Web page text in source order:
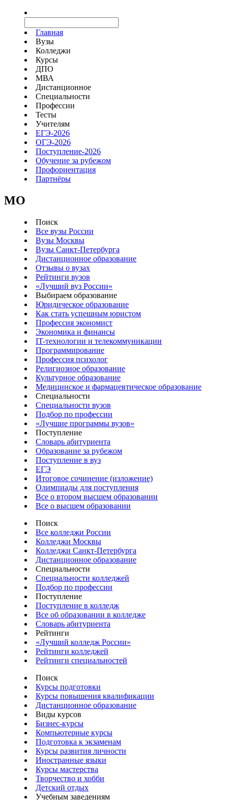
Главная
Вузы
Колледжи
Курсы
ДПО
МВА
Дистанционное
Специальности
Профессии
Тесты
Учителям
ЕГЭ-2026
ОГЭ-2026
Поступление-2026
Обучение за рубежом
Профориентация
Партнёры
MO
Поиск
Все вузы России
Вузы Москвы
Вузы Санкт-Петербурга
Дистанционное образование
Отзывы о вузах
Рейтинги вузов
«Лучший вуз России»
Выбираем образование
Юридическое образование
Как стать успешным юристом
Профессия экономист
Экономика и финансы
IT-технологии и телекоммуникации
Программирование
Профессия психолог
Религиозное образование
Культурное образование
Медицинское и фармацевтическое образование
Специальности
Специальности вузов
Подбор по профессии
«Лучшие программы вузов»
Поступление
Словарь абитуриента
Образование за рубежом
Поступление в вуз
ЕГЭ
Итоговое сочинение (изложение)
Олимпиады для поступления
Все о втором высшем образовании
Все о высшем образовании
Поиск
Все колледжи России
Колледжи Москвы
Колледжи Санкт-Петербурга
Дистанционное образование
Специальности
Специальности колледжей
Подбор по профессии
Поступление
Поступление в колледж
Все об образовании в колледже
Словарь абитуриента
Рейтинги
«Лучший колледж России»
Рейтинги колледжей
Рейтинги специальностей
Поиск
Курсы подготовки
Курсы повышения квалификации
Дистанционное образование
Виды курсов
Бизнес-курсы
Компьютерные курсы
Подготовка к экзаменам
Курсы развития личности
Иностранные языки
Курсы мастерства
Творчество и хобби
Детский отдых
Учебным заведениям